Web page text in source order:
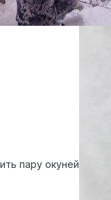
пару окуней